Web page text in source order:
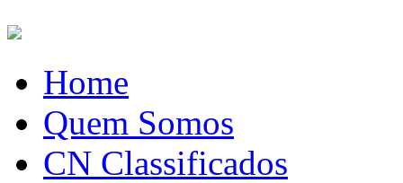
Home
Quem Somos
CN Classificados